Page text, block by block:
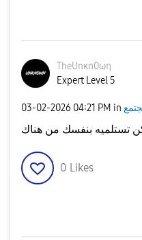
TheUnκn0ωη
Expert Level 5
‎03-02-2026 04:21 PM in
تستلميه بنفسك من هناك
0 Likes